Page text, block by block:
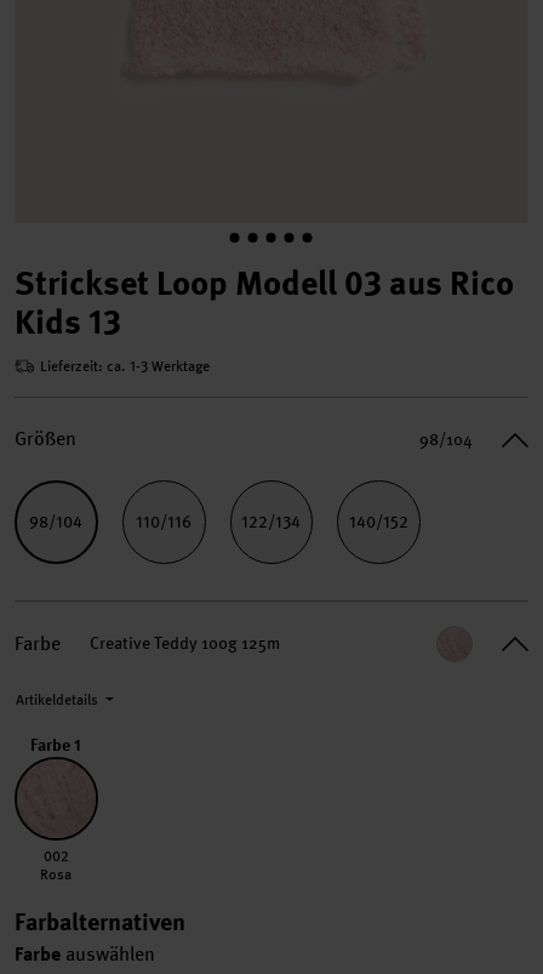
Strickset Loop Modell 03 aus Rico
Kids 13
Lieferzeit: ca. 1-3 Werktage
Größen 98/104
98/104 110/116 122/134 140/152
Farbe Creative Teddy 100g 125m
Artikeldetails
Farbe 1
002 Rosa
002
Rosa
Farbalternativen
Farbe auswählen